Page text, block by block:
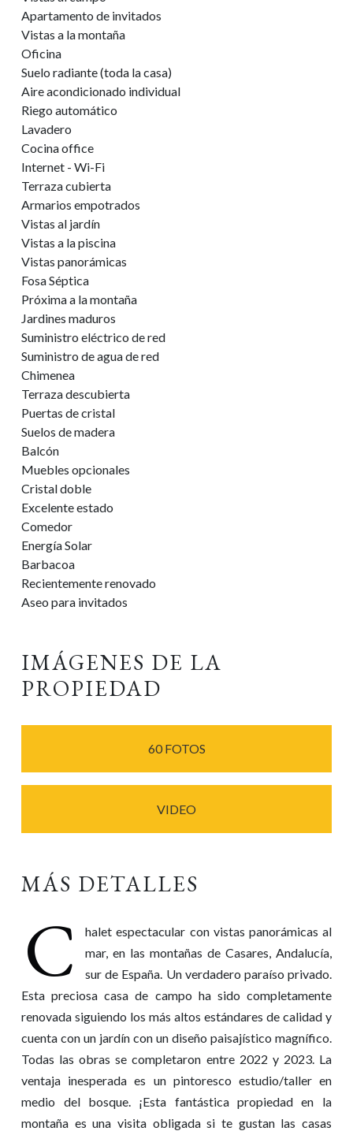
Apartamento de invitados
Vistas a la montaña
Oficina
Suelo radiante (toda la casa)
Aire acondicionado individual
Riego automático
Lavadero
Cocina office
Internet - Wi-Fi
Terraza cubierta
Armarios empotrados
Vistas al jardín
Vistas a la piscina
Vistas panorámicas
Fosa Séptica
Próxima a la montaña
Jardines maduros
Suministro eléctrico de red
Suministro de agua de red
Chimenea
Terraza descubierta
Puertas de cristal
Suelos de madera
Balcón
Muebles opcionales
Cristal doble
Excelente estado
Comedor
Energía Solar
Barbacoa
Recientemente renovado
Aseo para invitados
IMÁGENES DE LA
PROPIEDAD
60 FOTOS
VIDEO
MÁS DETALLES
C
halet espectacular con vistas panorámicas al
mar, en las montañas de Casares, Andalucía,
sur de España. Un verdadero paraíso privado.
Esta preciosa casa de campo ha sido completamente
renovada siguiendo los más altos estándares de calidad y
cuenta con un jardín con un diseño paisajístico magnífico.
Todas las obras se completaron entre 2022 y 2023. La
ventaja inesperada es un pintoresco estudio/taller en
medio del bosque. ¡Esta fantástica propiedad en la
montaña es una visita obligada si te gustan las casas